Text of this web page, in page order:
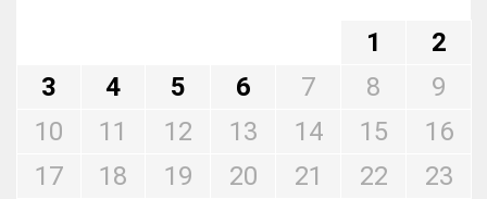
1
2
3
4 5 6 7 8
9
10
11 12 13 14 15
16
17
18 19 20 21 22
23